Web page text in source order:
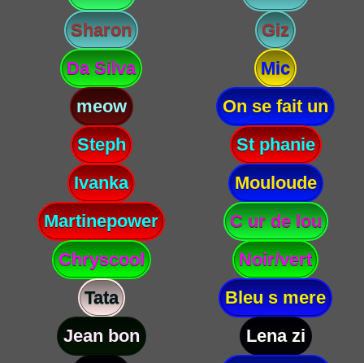
Sharon
Giz
Da Silva
Mic
meow
On se fait un
Steph
St phanie
Ivanka
Mouloude
Martinepower
C ur de lou
Chryscool
Noir/vert
Tata
Bleu s mere
Jean bon
Lena zi